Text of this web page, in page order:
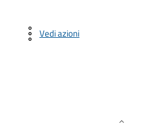
Vedi azioni